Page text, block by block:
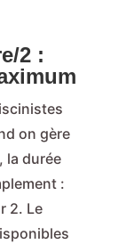
2 :
on gère
, la durée
:
2. Le